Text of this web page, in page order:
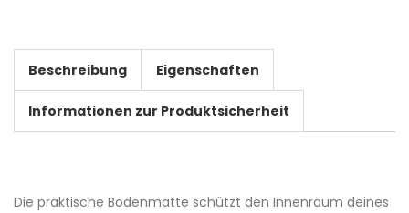
Beschreibung Eigenschaften
Informationen zur Produktsicherheit
Die praktische Bodenmatte schützt den Innenraum deines